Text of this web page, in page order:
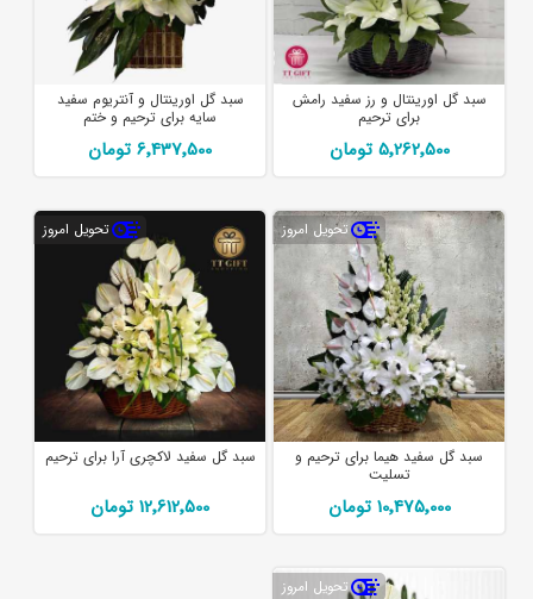
سبد گل اورینتال و رز سفید رامش
برای ترحیم
5٬262٬500 تومان
سبد گل اورینتال و آنتریوم سفید
سایه برای ترحیم و ختم
6٬437٬500 تومان
تحویل امروز
سبد گل سفید هیما برای ترحیم و
تسلیت
10٬475٬000 تومان
تحویل امروز
سبد گل سفید لاکچری آرا برای ترحیم
12٬612٬500 تومان
تحویل امروز